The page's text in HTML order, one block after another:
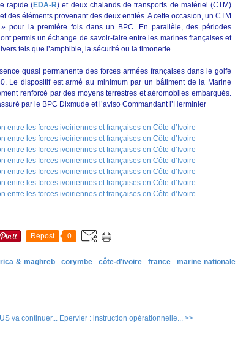
rapide (EDA-R) et deux chalands de transports de matériel (CTM)
des éléments provenant des deux entités. A cette occasion, un CTM
pour la première fois dans un BPC. En parallèle, des périodes
permis un échange de savoir-faire entre les marines françaises et
tels que l’amphibie, la sécurité ou la timonerie.
quasi permanente des forces armées françaises dans le golfe
Le dispositif est armé au minimum par un bâtiment de la Marine
renforcé par des moyens terrestres et aéromobiles embarqués.
par le BPC Dixmude et l’aviso Commandant l’Herminier
Repost 0
& maghreb corymbe côte-d’ivoire france
marine nationale
va continuer... Epervier : instruction opérationnelle... >>